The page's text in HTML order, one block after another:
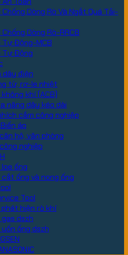
Chống Dòng Rò Và Ngắt Quá Tải-
Chống Dòng Rò-RRCB
Tự Động-MCB
Tự Động
dây điện
từ, rơ-le nhiệt
khí (ACB)
năng dây kéo dài
cắm công nghiệp
áp
hộ, văn phòng
nghiệp
ống
cắt ống và nong ống
Tool
hiện rò khí
dszh
ống dszh